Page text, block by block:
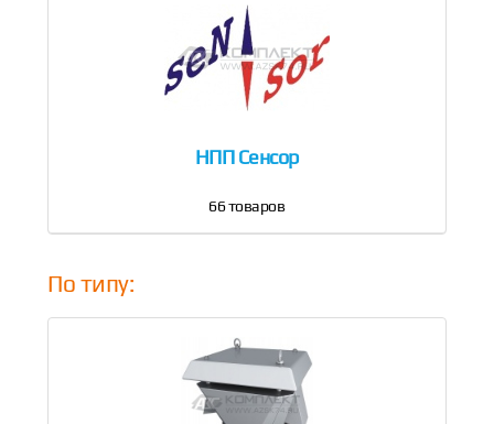
НПП Сенсор
66товаров
По типу: